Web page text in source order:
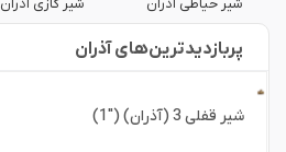
شیر حیاطی آذران شیر گازی آذران
پربازدید‌ترین‌های آذران
شیر قفلی 3 (آذران) ("1)